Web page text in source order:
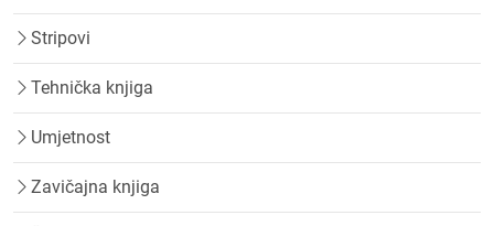
Stripovi
Tehnička knjiga
Umjetnost
Zavičajna knjiga